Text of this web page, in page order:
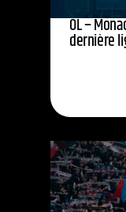
OL –
dernière